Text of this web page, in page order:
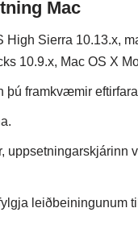
Mac
High Sierra 10.13.x,
10.9.x, Mac OS X
þú framkvæmir
uppsetningarskjárinn
leiðbeiningunum til